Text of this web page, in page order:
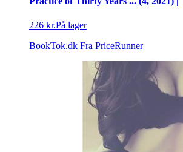
226 kr.På lager
BookTok.dk Fra PriceRunner